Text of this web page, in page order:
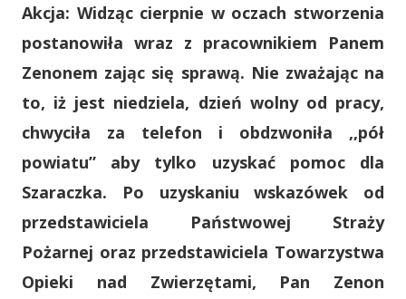
Akcja: Widząc cierpnie w oczach stworzenia
postanowiła wraz z pracownikiem Panem
Zenonem zając się sprawą. Nie zważając na
to, iż jest niedziela, dzień wolny od pracy,
chwyciła za telefon i obdzwoniła ,,pół
powiatu” aby tylko uzyskać pomoc dla
Szaraczka. Po uzyskaniu wskazówek od
przedstawiciela Państwowej Straży
Pożarnej oraz przedstawiciela Towarzystwa
Opieki nad Zwierzętami, Pan Zenon